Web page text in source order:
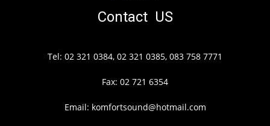
Contact US
Tel: 02 321 0384, 02 321 0385, 083 758 7771
Fax: 02 721 6354
Email: komfortsound@hotmail.com